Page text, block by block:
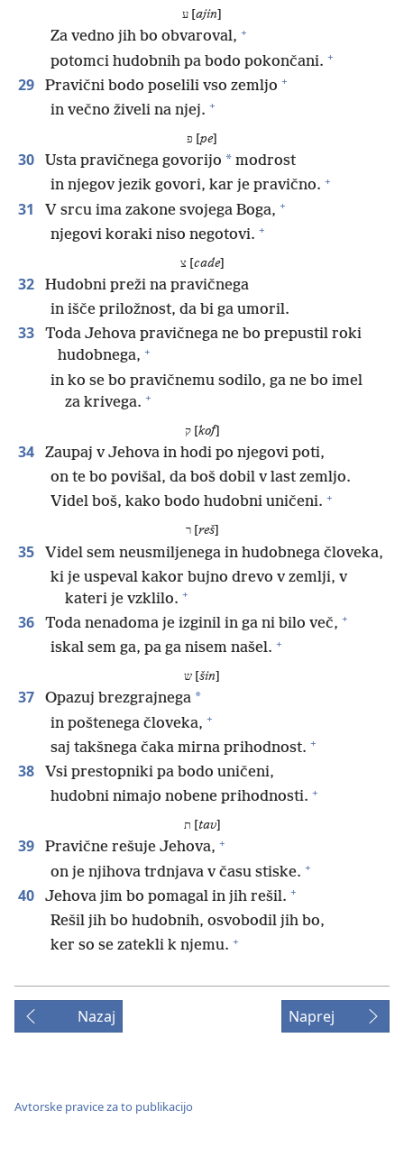
ajin
Za vedno jih bo obvaroval, +
potomci hudobnih pa bodo pokončani. +
29 Pravični bodo poselili vso zemljo +
in večno živeli na njej. +
pe]
30 Usta pravičnega govorijo * modrost
in njegov jezik govori, kar je pravično. +
31 V srcu ima zakone svojega Boga, +
njegovi koraki niso negotovi. +
צ [cade]
32
Hudobni preži na pravičnega
in išče priložnost, da bi ga umoril.
33
Toda Jehova pravičnega ne bo prepustil roki
hudobnega, +
in ko se bo pravičnemu sodilo, ga ne bo imel
za krivega. +
ק [kof]
34
Zaupaj v Jehova in hodi po njegovi poti,
on te bo povišal, da boš dobil v last zemljo.
Videl boš, kako bodo hudobni uničeni. +
ר [ reš]
35
Videl sem neusmiljenega in hudobnega človeka,
ki je uspeval kakor bujno drevo v zemlji, v
kateri je vzklilo. +
36 Toda nenadoma je izginil in ga ni bilo več, +
iskal sem ga, pa ga nisem našel. +
šin
37 Opazuj brezgrajnega *
in poštenega človeka, +
saj takšnega čaka mirna prihodnost. +
38
Vsi prestopniki pa bodo uničeni,
hudobni nimajo nobene prihodnosti. +
tav]
39 Pravične rešuje Jehova, +
on je njihova trdnjava v času stiske. +
40 Jehova jim bo pomagal in jih rešil. +
Rešil jih bo hudobnih, osvobodil jih bo,
ker so se zatekli k njemu. +
Nazaj Naprej
Avtorske pravice za to publikacijo